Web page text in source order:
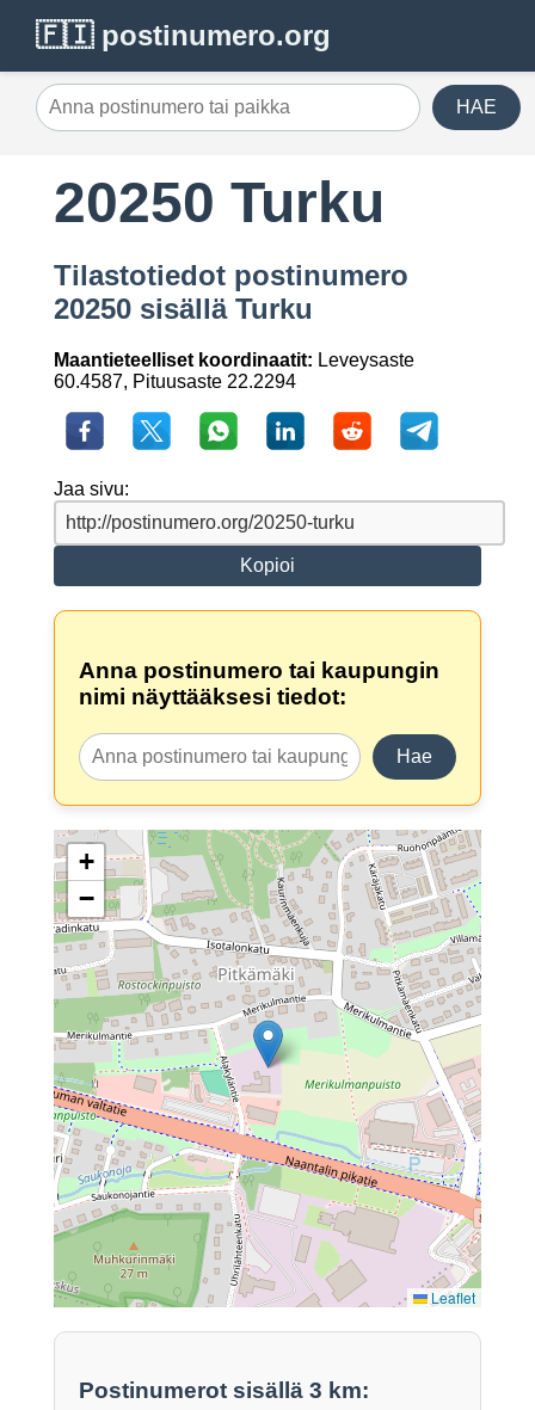
🇫🇮 postinumero.org
HAE
20250 Turku
Tilastotiedot postinumero
20250 sisällä Turku
Maantieteelliset koordinaatit: Leveysaste
60.4587, Pituusaste 22.2294
Jaa sivu:
Kopioi
Anna postinumero tai kaupungin
nimi näyttääksesi tiedot:
Hae
+
−
Leaflet
Postinumerot sisällä 3 km: